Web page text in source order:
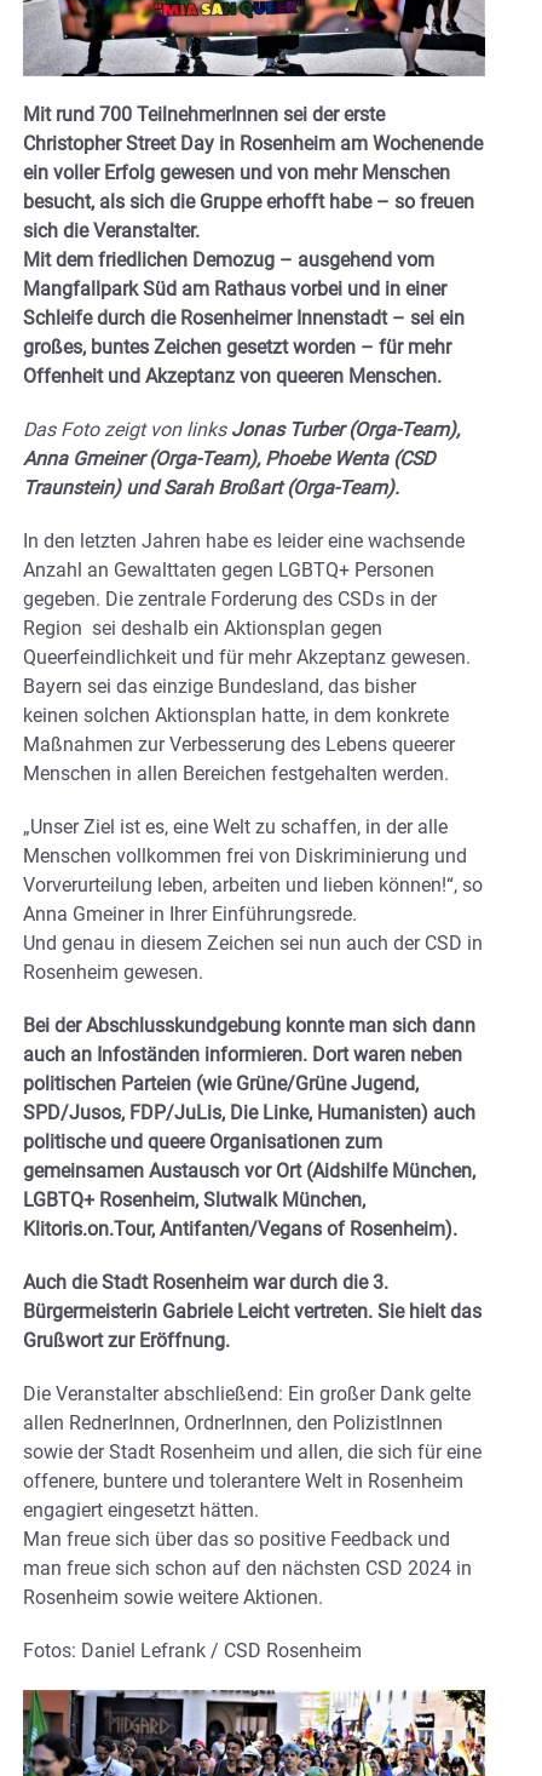
Mit rund 700 TeilnehmerInnen sei der erste
Christopher Street Day in Rosenheim am Wochenende
ein voller Erfolg gewesen und von mehr Menschen
besucht, als sich die Gruppe erhofft habe – so freuen
sich die Veranstalter.
Mit dem friedlichen Demozug – ausgehend vom
Mangfallpark Süd am Rathaus vorbei und in einer
Schleife durch die Rosenheimer Innenstadt – sei ein
großes, buntes Zeichen gesetzt worden – für mehr
Offenheit und Akzeptanz von queeren Menschen.
Das Foto zeigt von linksJonas Turber (Orga-Team),
Anna Gmeiner (Orga-Team), Phoebe Wenta (CSD
Traunstein) und Sarah Broßart (Orga-Team).
In den letzten Jahren habe es leider eine wachsende
Anzahl an Gewalttaten gegen LGBTQ+ Personen
gegeben. Die zentrale Forderung des CSDs in der
Region sei deshalb ein Aktionsplan gegen
Queerfeindlichkeit und für mehr Akzeptanz gewesen.
Bayern sei das einzige Bundesland, das bisher
keinen solchen Aktionsplan hatte, in dem konkrete
Maßnahmen zur Verbesserung des Lebens queerer
Menschen in allen Bereichen festgehalten werden.
„Unser Ziel ist es, eine Welt zu schaffen, in der alle
Menschen vollkommen frei von Diskriminierung und
Vorverurteilung leben, arbeiten und lieben können!“, so
Anna Gmeiner in Ihrer Einführungsrede.
Und genau in diesem Zeichen sei nun auch der CSD in
Rosenheim gewesen.
Bei der Abschlusskundgebung konnte man sich dann
auch an Infoständen informieren. Dort waren neben
politischen Parteien (wie Grüne/Grüne Jugend,
SPD/Jusos, FDP/JuLis, Die Linke, Humanisten) auch
politische und queere Organisationen zum
gemeinsamen Austausch vor Ort (Aidshilfe München,
LGBTQ+ Rosenheim, Slutwalk München,
Klitoris.on.Tour, Antifanten/Vegans of Rosenheim).
Auch die Stadt Rosenheim war durch die 3.
Bürgermeisterin Gabriele Leicht vertreten. Sie hielt das
Grußwort zur Eröffnung.
Die Veranstalter abschließend: Ein großer Dank gelte
allen RednerInnen, OrdnerInnen, den PolizistInnen
sowie der Stadt Rosenheim und allen, die sich für eine
offenere, buntere und tolerantere Welt in Rosenheim
engagiert eingesetzt hätten.
Man freue sich über das so positive Feedback und
man freue sich schon auf den nächsten CSD 2024 in
Rosenheim sowie weitere Aktionen.
Fotos: Daniel Lefrank / CSD Rosenheim